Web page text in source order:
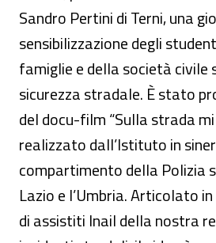
Sandro Pertini di Terni, una
sensibilizzazione degli
famiglie e della società civile
sicurezza stradale. È stato
del docu-film “Sulla strada
realizzato dall’Istituto in
compartimento della Polizia
Lazio e l’Umbria. Articolato
di assistiti Inail della nostra